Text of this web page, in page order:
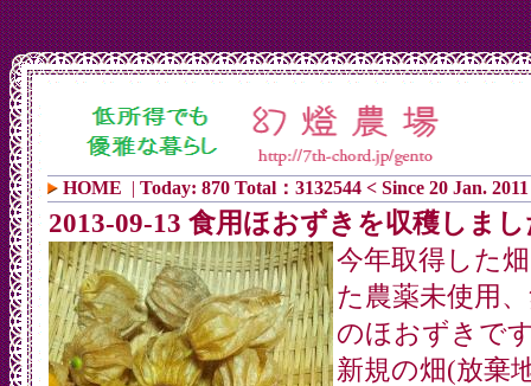
HOME | Today: 870 Total：3132544 < Since 20 Jan. 2011
2013-09-13 食用ほおずきを収穫しま
今年取得した
た農薬未使用
のほおずきで
新規の畑(放棄